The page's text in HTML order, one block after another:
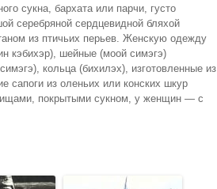
сукна, бархата или парчи, густо
серебряной сердцевидной бляхой
из птичьих перьев. Женскую одежду
кэбихэр), шейные (моой симэгэ)
кольца (бихилэх), изготовленные из
сапоги из оленьих или конских шкур
покрытыми сукном, у женщин — с